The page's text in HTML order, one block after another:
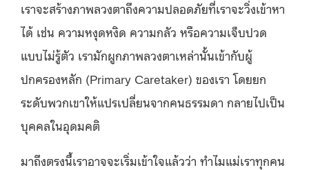
เราจะสร้างภาพลวงตาถึงความปลอดภัยที่เราจะวิ่งเข้าหา
ได้ เช่น ความหงุดหงิด ความกลัว หรือความเจ็บปวด
แบบไม่รู้ตัว เรามักผูกภาพลวงตาเหล่านั้นเข้ากับผู้
ปกครองหลัก (Primary Caretaker) ของเรา โดยยก
ระดับพวกเขาให้แปรเปลี่ยนจากคนธรรมดา กลายไปเป็น
บุคคลในอุดมคติ
มาถึงตรงนี้เราอาจจะเริ่มเข้าใจแล้วว่า ทำไมแม่เราทุกคน